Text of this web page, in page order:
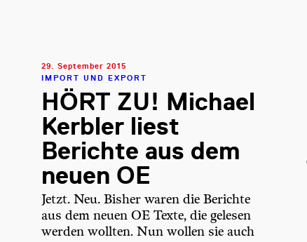
29. September 2015
IMPORT UND EXPORT
HÖRT ZU! Michael
Kerbler liest
Berichte aus dem
neuen OE
Jetzt. Neu. Bisher waren die Berichte
aus dem neuen OE Texte, die gelesen
werden wollten. Nun wollen sie auch